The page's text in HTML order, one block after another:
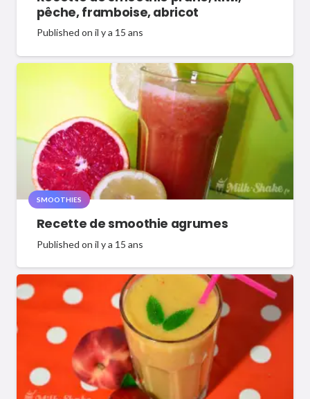
pêche, framboise, abricot
Published on il y a 15 ans
SMOOTHIES
Recette de smoothie agrumes
Published on il y a 15 ans